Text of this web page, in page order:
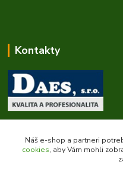
Kontakty
Zákaznícka podpora daes.sk
+421 903 707 668
(Po-Pia, 8-16 hod.)
Náš e-shop a partneri
cookies, aby Vám mohli